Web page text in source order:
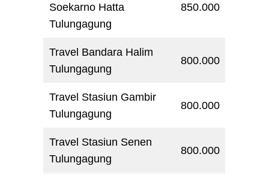
Soekarno Hatta
Tulungagung
850.000
Travel Bandara Halim
Tulungagung
800.000
Travel Stasiun Gambir
Tulungagung
800.000
Travel Stasiun Senen
Tulungagung
800.000